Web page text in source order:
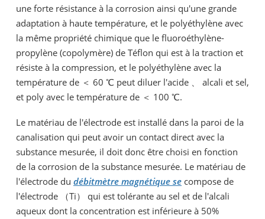
une forte résistance à la corrosion ainsi qu'une grande
adaptation à haute température, et le polyéthylène avec
la même propriété chimique que le fluoroéthylène-
propylène (copolymère) de Téflon qui est à la traction et
résiste à la compression, et le polyéthylène avec la
température de ＜ 60 ℃ peut diluer l'acide 、 alcali et sel,
et poly avec le température de ＜ 100 ℃.
Le matériau de l'électrode est installé dans la paroi de la
canalisation qui peut avoir un contact direct avec la
substance mesurée, il doit donc être choisi en fonction
de la corrosion de la substance mesurée. Le matériau de
l'électrode du débitmètre magnétique se compose de
l'électrode （Ti） qui est tolérante au sel et de l'alcali
aqueux dont la concentration est inférieure à 50%